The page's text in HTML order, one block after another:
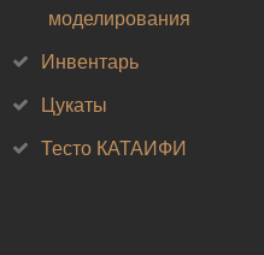
моделирования
Инвентарь
Цукаты
Тесто КАТАИФИ